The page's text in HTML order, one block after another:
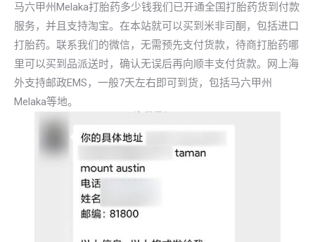
马六甲州Melaka打胎药多少钱我们已开通全国打胎药货到付款
服务，并且支持淘宝。在本站就可以买到米非司酮，包括进口
打胎药。联系我们的微信，无需预先支付货款，待商打胎药哪
里可以买到品派送时，确认无误后再向顺丰支付货款。网上海
外支持邮政EMS，一般7天左右即可到货，包括马六甲州
Melaka等地。